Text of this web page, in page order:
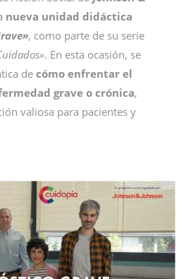
nueva unidad didáctica
, como parte de su serie
. En esta ocasión, se
de cómo enfrentar el
grave o crónica,
valiosa para pacientes y